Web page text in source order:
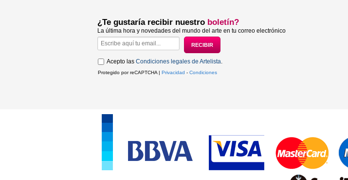
¿Te gustaría recibir nuestro boletín?
La última hora y novedades del mundo del arte en tu correo electrónico
Acepto las Condiciones legales de Artelista.
Protegido por reCAPTCHA | Privacidad - Condiciones